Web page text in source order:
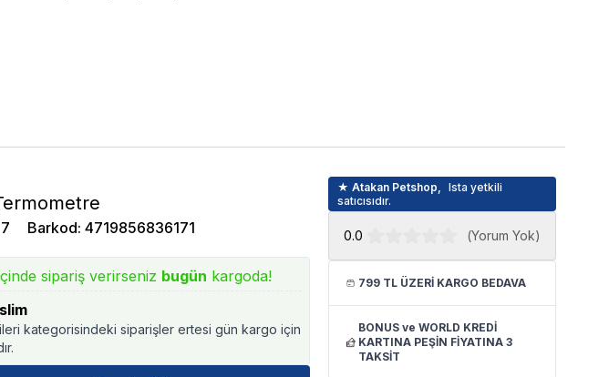
Barkod:4719856836171
sipariş verirseniz bugün kargoda!
kategorisindeki siparişler ertesi gün kargo için
★ Atakan Petshop,
Ista yetkili
satıcısıdır.
0.0 (Yorum Yok)
799 TL ÜZERİ KARGO BEDAVA
BONUS ve WORLD KREDİ
KARTINA PEŞİN FİYATINA 3
TAKSİT